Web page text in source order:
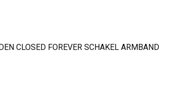
CLOSED FOREVER SCHAKEL ARMBAND